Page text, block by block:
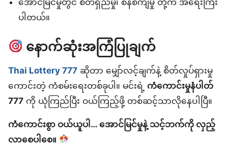
အောင်မြင်မှုတွင် စိတ်ရှည်မှု၊ စနစ်ကျမှု တို့က အရေးကြီး
ပါတယ်။
နောက်ဆုံးအကြံပြုချက်
Thai Lottery 777 ဆိုတာ မျှော်လင့်ချက်နဲ့ စိတ်လှုပ်ရှားမှု
ကောင်းတဲ့ ကံစမ်းရေးတစ်ခုပါ။ မင်းရဲ့ ကံကောင်းမှုနံပါတ်
777 ကို ယုံကြည်ပြီး ဝယ်ကြည့်ဖို့ တစ်ဆင့်သာလိုနေပါပြီ။
ကံကောင်းစွာ ဝယ်ယူပါ… အောင်မြင်မှုနဲ့ သင့်ဘက်ကို လှည့်
လာစေပါစေ။